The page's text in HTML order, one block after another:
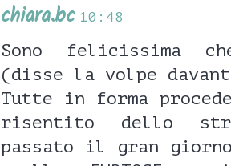
chiara.bc 10:48
Sono felicissima
(disse la volpe
Tutte in forma
risentito dello
passato il gran